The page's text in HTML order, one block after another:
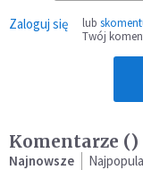
Zaloguj się lub
Twój
Komentarze ()
Najnowsze